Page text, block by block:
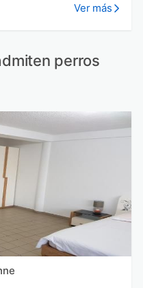
Ver más
perros